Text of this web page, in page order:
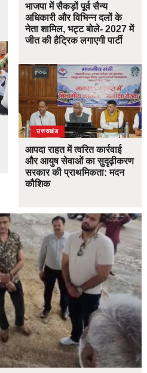
भाजपा में सैकड़ों पूर्व सैन्य
अधिकारी और विभिन्न दलों के
नेता शामिल, भट्ट बोले- 2027 में
जीत की हैट्रिक लगाएगी पार्टी
उत्तराखंड
आपदा राहत में त्वरित कार्रवाई
और आयुष सेवाओं का सुदृढ़ीकरण
सरकार की प्राथमिकता: मदन
कौशिक